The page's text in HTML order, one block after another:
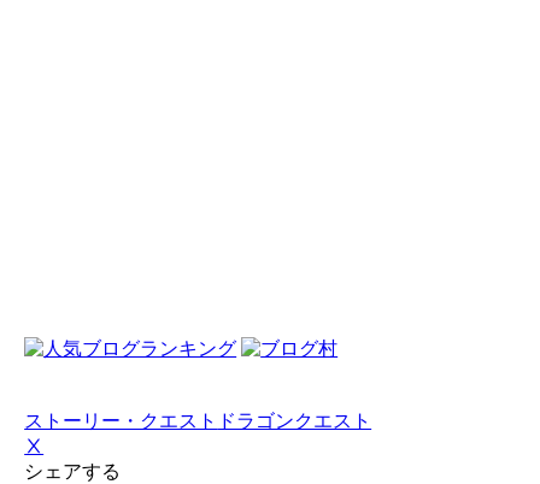
ストーリー・クエスト ドラゴンクエスト
Ⅹ
シェアする